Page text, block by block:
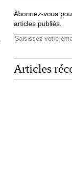
Abonnez-vous
articles publiés.
Articles